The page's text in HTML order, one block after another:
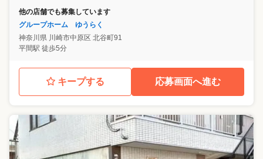
他の店舗でも募集しています
グループホーム ゆうらく
神奈川県 川崎市中原区 北谷町91
平間駅 徒歩5分
キープする 応募画面へ進む